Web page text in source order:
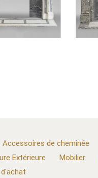
Accessoires de cheminée
Extérieure Mobilier